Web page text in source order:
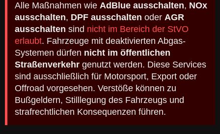
Alle Maßnahmen wie AdBlue ausschalten, NOx
ausschalten, DPF ausschalten oder AGR
ausschalten sind nicht im Bereich der StVO
erlaubt. Fahrzeuge mit deaktivierten Abgas-
Systemen dürfen nicht im öffentlichen
Straßenverkehr genutzt werden. Diese Services
sind ausschließlich für Motorsport, Export oder
Offroad vorgesehen. Verstöße können zu
Bußgeldern, Stilllegung des Fahrzeugs und
strafrechtlichen Konsequenzen führen.